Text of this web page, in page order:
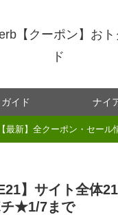
【クーポン】お
ド
イド ナイ
【最新】全クーポン・セール
】サイト全体
チ★1/7まで